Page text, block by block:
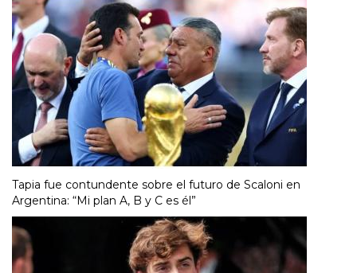
Tapia fue contundente sobre el futuro de Scaloni en
Argentina: “Mi plan A, B y C es él”